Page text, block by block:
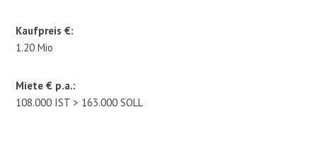
Kaufpreis €:
1.20 Mio
Miete € p.a.:
108.000 IST > 163.000 SOLL